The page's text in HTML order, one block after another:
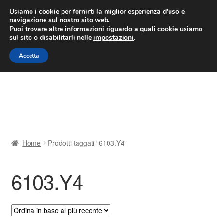
CONSEGNA da 7 EUR
Lun-Ven 9:00 - 16:00/800 580 290
Vai
alla
navigazione
Vai
al
contenuto
Contatto
Il mio account
Home Prodotti taggati “6103.Y4”
6103.Y4
Usiamo i cookie per fornirti la miglior esperienza d'uso e
navigazione sul nostro sito web.
Puoi trovare altre informazioni riguardo a quali cookie usiamo
sul sito o disabilitarli nelle impostazioni.
Accetta